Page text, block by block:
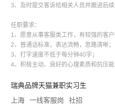
3、及时提交客诉给相关人员并跟进后续
任职要求：
1、愿意从事客服类工作，有较强的客户
2、普通话标准，表达流畅，思路清晰；
3、打字速度不低于每分钟40字；
4、积极主动、良好的心理素质和抗压能
瑞典品牌天猫兼职实习生
上海
一线客服岗 社招